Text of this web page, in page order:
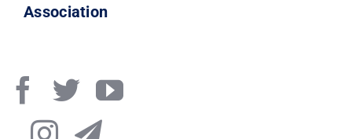
Association